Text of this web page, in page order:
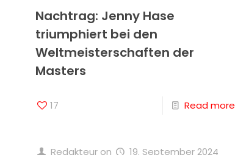
Nachtrag: Jenny Hase
triumphiert bei den
Weltmeisterschaften der
Masters
17 Read more
Redakteur on 19. September 2024